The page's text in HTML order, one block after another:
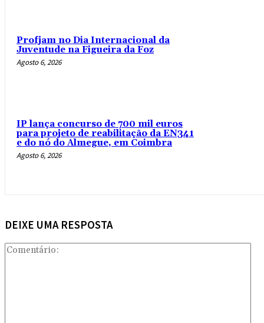
Profjam no Dia Internacional da
Juventude na Figueira da Foz
Agosto 6, 2026
IP lança concurso de 700 mil euros
para projeto de reabilitação da EN341
e do nó do Almegue, em Coimbra
Agosto 6, 2026
DEIXE UMA RESPOSTA